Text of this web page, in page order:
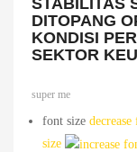
STABILITAS
DITOPANG
KONDISI
SEKTOR
super me
font size
size